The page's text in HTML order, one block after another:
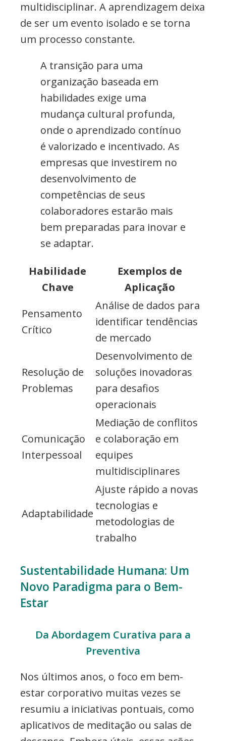
multidisciplinar. A aprendizagem deixa
de ser um evento isolado e se torna
um processo constante.
A transição para uma
organização baseada em
habilidades exige uma
mudança cultural profunda,
onde o aprendizado contínuo
é valorizado e incentivado. As
empresas que investirem no
desenvolvimento de
competências de seus
colaboradores estarão mais
bem preparadas para inovar e
se adaptar.
Habilidade
Chave
Exemplos de
Aplicação
Pensamento
Crítico
Análise de dados para
identificar tendências
de mercado
Resolução de
Problemas
Desenvolvimento de
soluções inovadoras
para desafios
operacionais
Comunicação
Interpessoal
Mediação de conflitos
e colaboração em
equipes
multidisciplinares
Adaptabilidade
Ajuste rápido a novas
tecnologias e
metodologias de
trabalho
Sustentabilidade Humana: Um
Novo Paradigma para o Bem-
Estar
Da Abordagem Curativa para a
Preventiva
Nos últimos anos, o foco em bem-
estar corporativo muitas vezes se
resumiu a iniciativas pontuais, como
aplicativos de meditação ou salas de